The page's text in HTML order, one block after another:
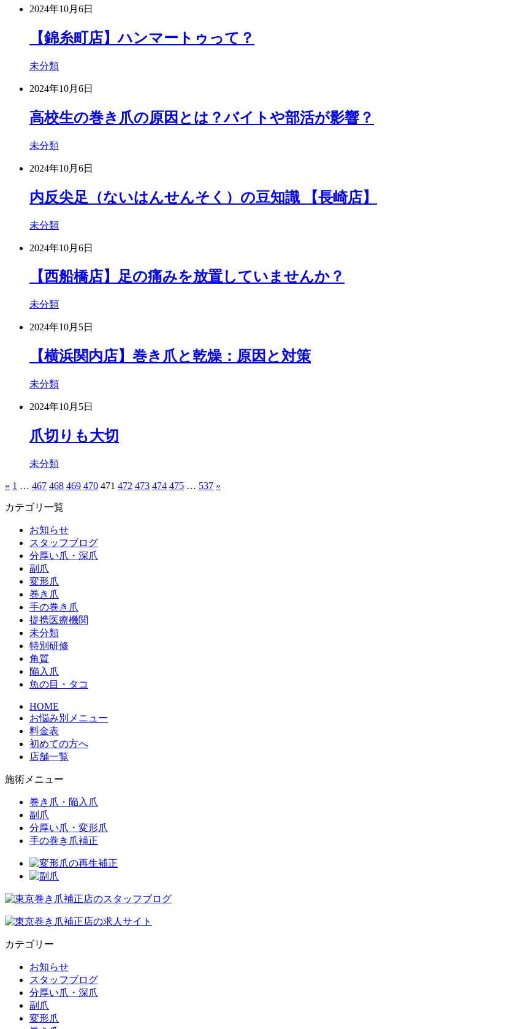
2024年10月6日
【錦糸町店】ハンマートゥって？
未分類
2024年10月6日
高校生の巻き爪の原因とは？バイトや部活が影響？
未分類
2024年10月6日
内反尖足（ないはんせんそく）の豆知識 【長崎店】
未分類
2024年10月6日
【西船橋店】足の痛みを放置していませんか？
未分類
2024年10月5日
【横浜関内店】巻き爪と乾燥：原因と対策
未分類
2024年10月5日
爪切りも大切
未分類
« 1 … 467 468 469 470 471 472 473 474 475 … 537 »
カテゴリ一覧
お知らせ
スタッフブログ
分厚い爪・深爪
副爪
変形爪
巻き爪
手の巻き爪
提携医療機関
未分類
特別研修
角質
陥入爪
魚の目・タコ
HOME
お悩み別メニュー
料金表
初めての方へ
店舗一覧
施術メニュー
巻き爪・陥入爪
副爪
分厚い爪・変形爪
手の巻き爪補正
カテゴリー
お知らせ
スタッフブログ
分厚い爪・深爪
副爪
変形爪